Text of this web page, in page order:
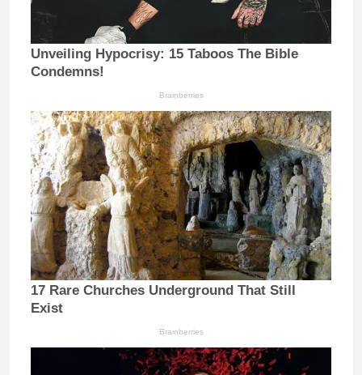
Unveiling Hypocrisy: 15 Taboos The Bible
Condemns!
Brainberries
17 Rare Churches Underground That Still
Exist
Brainberries